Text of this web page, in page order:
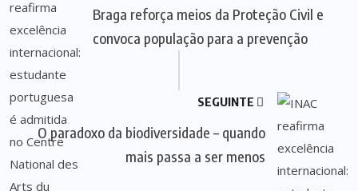
Braga reforça meios da Proteção Civil e
convoca população para a prevenção
SEGUINTE
O paradoxo da biodiversidade – quando
mais passa a ser menos